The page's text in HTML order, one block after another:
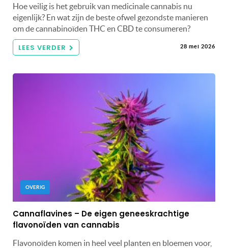
Hoe veilig is het gebruik van medicinale cannabis nu
eigenlijk? En wat zijn de beste ofwel gezondste manieren
om de cannabinoïden THC en CBD te consumeren?
LEES VERDER 28 mei 2026
OVERIG
Cannaflavines – De eigen geneeskrachtige
flavonoïden van cannabis
Flavonoïden komen in heel veel planten en bloemen voor,